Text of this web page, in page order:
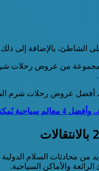
الشاطئ، بالإضافة إلى
رحلات شرم الشيخ 2022
يُمكنك زيارتها
من محادثات السلام
والأماكن السياحية.